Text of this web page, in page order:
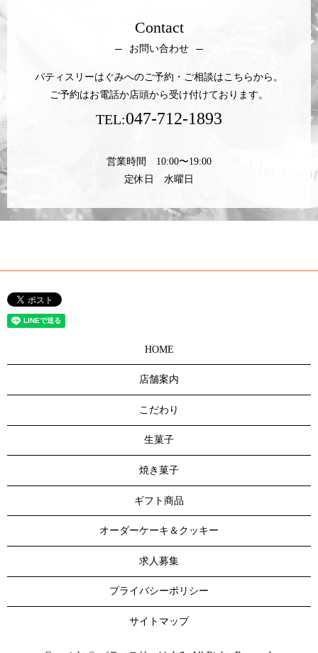
Contact
お問い合わせ
パティスリーはぐみへのご予約・ご相談はこちらから。
ご予約はお電話か店頭から受け付けております。
TEL:047-712-1893
営業時間 10:00〜19:00
定休日 水曜日
HOME
店舗案内
こだわり
生菓子
焼き菓子
ギフト商品
オーダーケーキ＆クッキー
求人募集
プライバシーポリシー
サイトマップ